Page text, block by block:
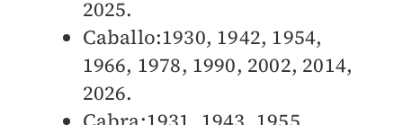
2025.
Caballo:1930, 1942, 1954,
1966, 1978, 1990, 2002, 2014,
2026.